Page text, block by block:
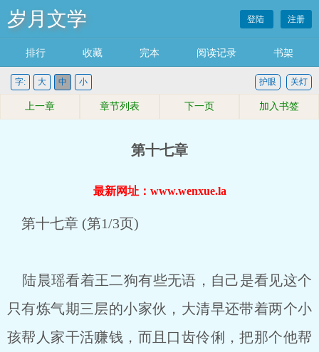
岁月文学 登陆 注册
排行 收藏 完本 阅读记录 书架
字: 大 中 小 关灯
护眼
上一章 章节列表 下一页 加入书签
第十七章
最新网址：www.wenxue.la
第十七章 (第1/3页)
陆晨瑶看着王二狗有些无语，自己是看见这个
只有炼气期三层的小家伙，大清早还带着两个小
孩帮人家干活赚钱，而且口齿伶俐，把那个他帮